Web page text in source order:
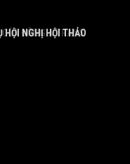
HỘI NGHỊ HỘI THẢO
ĐÔNG A TRANS